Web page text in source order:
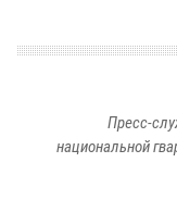
Пресс-
национальной